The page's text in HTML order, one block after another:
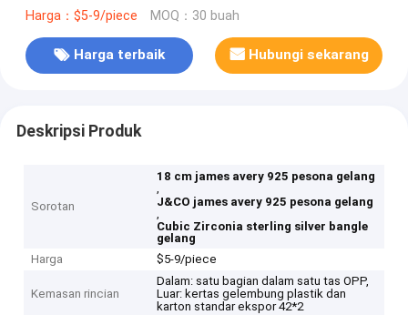
Harga：$5-9/piece MOQ：30 buah
Harga terbaik Hubungi sekarang
Deskripsi Produk
Sorotan
18 cm james avery 925 pesona gelang
,
J&CO james avery 925 pesona gelang
,
Cubic Zirconia sterling silver bangle
gelang
Harga
$5-9/piece
Kemasan rincian
Dalam: satu bagian dalam satu tas OPP,
Luar: kertas gelembung plastik dan
karton standar ekspor 42*2